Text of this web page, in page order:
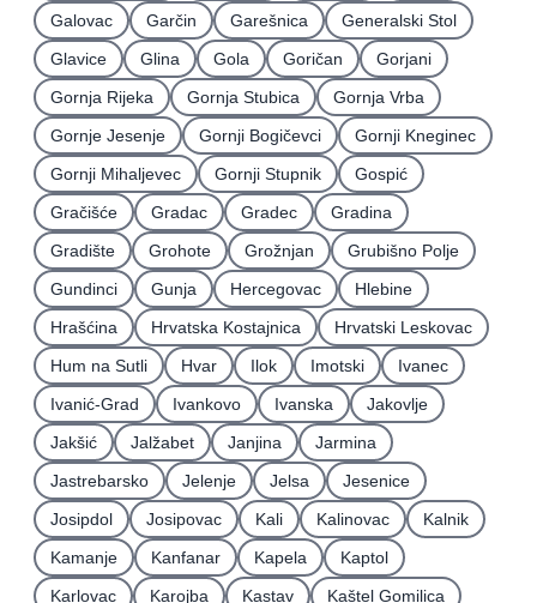
Galovac
Garčin Garešnica
Generalski Stol
Glavice
Glina Gola Goričan
Gorjani
Gornja Rijeka
Gornja Stubica
Gornja Vrba
Gornje Jesenje
Gornji Bogičevci
Gornji Kneginec
Gornji Mihaljevec
Gornji Stupnik
Gospić
Gračišće
Gradac Gradec
Gradina
Gradište
Grohote Grožnjan
Grubišno Polje
Gundinci
Gunja Hercegovac
Hlebine
Hrašćina
Hrvatska Kostajnica
Hrvatski Leskovac
Hum na Sutli
Hvar Ilok Imotski
Ivanec
Ivanić-Grad
Ivankovo Ivanska
Jakovlje
Jakšić
Jalžabet Janjina
Jarmina
Jastrebarsko
Jelenje Jelsa
Jesenice
Josipdol
Josipovac Kali Kalinovac
Kalnik
Kamanje
Kanfanar Kapela
Kaptol
Karlovac
Karojba Kastav Kaštel Gomilica